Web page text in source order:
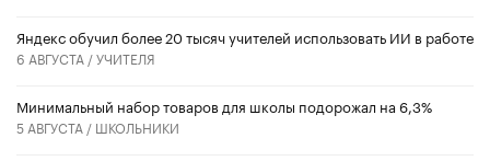
​Яндекс обучил более 20 тысяч учителей использовать ИИ в работе
6 АВГУСТА /УЧИТЕЛЯ
Минимальный набор товаров для школы подорожал на 6,3%
5 АВГУСТА / ШКОЛЬНИКИ